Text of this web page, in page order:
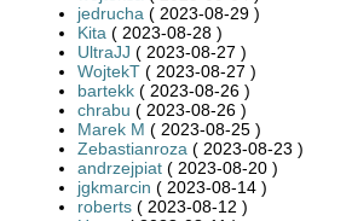
jedrucha ( 2023-08-29 )
Kita ( 2023-08-28 )
UltraJJ ( 2023-08-27 )
WojtekT ( 2023-08-27 )
bartekk ( 2023-08-26 )
chrabu ( 2023-08-26 )
Marek M ( 2023-08-25 )
Zebastianroza ( 2023-08-23 )
andrzejpiat ( 2023-08-20 )
jgkmarcin ( 2023-08-14 )
roberts ( 2023-08-12 )